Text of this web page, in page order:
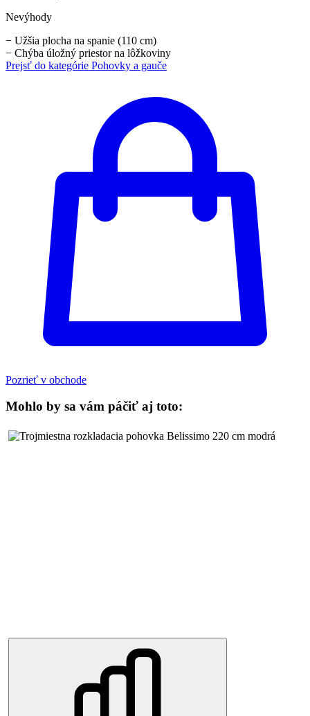
Nevýhody
− Užšia plocha na spanie (110 cm)
− Chýba úložný priestor na lôžkoviny
Prejsť do kategórie Pohovky a gauče
Pozrieť v obchode
Mohlo by sa vám páčiť aj toto: